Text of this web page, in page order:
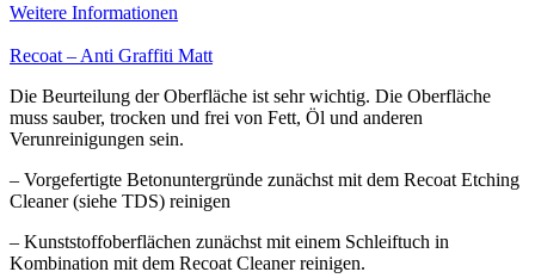
Weitere Informationen
Recoat – Anti Graffiti Matt
Die Beurteilung der Oberfläche ist sehr wichtig. Die Oberfläche
muss sauber, trocken und frei von Fett, Öl und anderen
Verunreinigungen sein.
– Vorgefertigte Betonuntergründe zunächst mit dem Recoat Etching
Cleaner (siehe TDS) reinigen
– Kunststoffoberflächen zunächst mit einem Schleiftuch in
Kombination mit dem Recoat Cleaner reinigen.